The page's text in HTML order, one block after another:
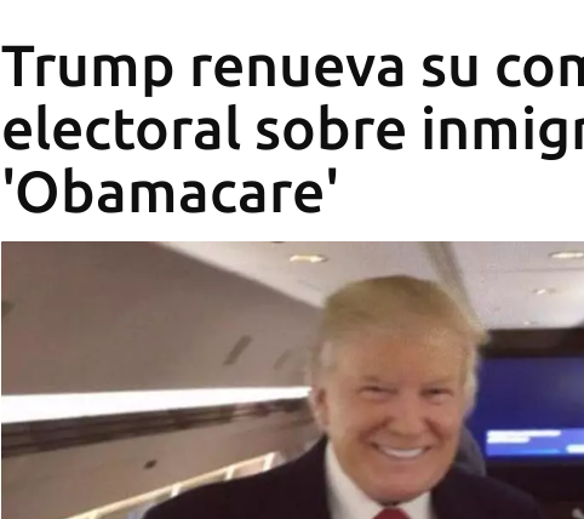
Trump renueva su
electoral sobre
'Obamacare'